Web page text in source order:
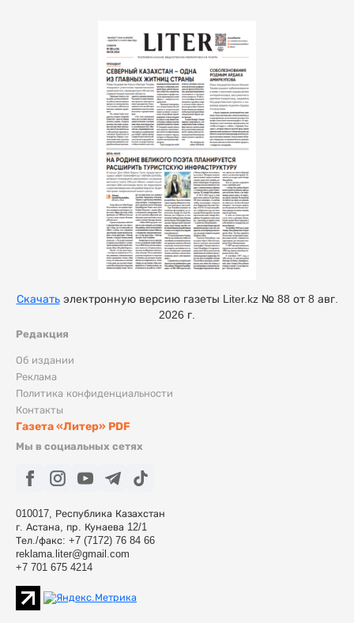
Редакция
Об издании
Реклама
Политика конфиденциальности
Контакты
Газета «Литер» PDF
Мы в социальных сетях
010017, Республика Казахстан
г. Астана, пр. Кунаева 12/1
Тел./факс: +7 (7172) 76 84 66
reklama.liter@gmail.com
+7 701 675 4214
Скачатьэлектронную версию газеты Liter.kz № 88 от 8 авг.
2026 г.